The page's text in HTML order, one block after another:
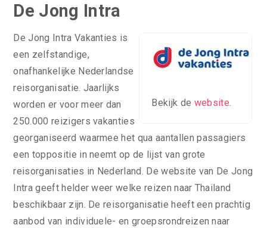
De Jong Intra
Bekijk de website.
De Jong Intra Vakanties is
een zelfstandige,
onafhankelijke Nederlandse
reisorganisatie. Jaarlijks
worden er voor meer dan
250.000 reizigers vakanties
georganiseerd waarmee het qua aantallen passagiers
een toppositie in neemt op de lijst van grote
reisorganisaties in Nederland. De website van De Jong
Intra geeft helder weer welke reizen naar Thailand
beschikbaar zijn. De reisorganisatie heeft een prachtig
aanbod van individuele- en groepsrondreizen naar